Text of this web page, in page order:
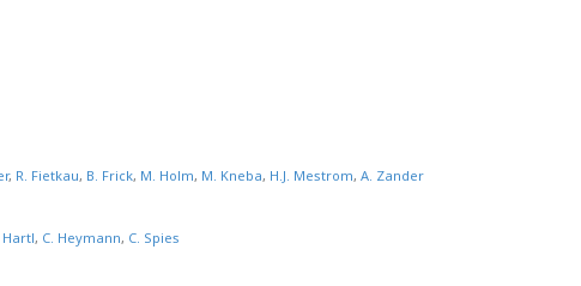
, R. Fietkau, B. Frick, M. Holm, M. Kneba, H.J. Mestrom, A. Zander
Hartl, C. Heymann, C. Spies